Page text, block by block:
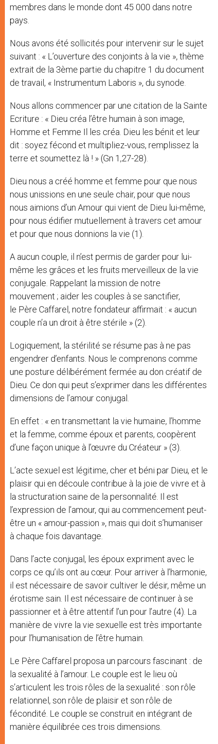
membres dans le monde dont 45 000 dans notre
pays.
Nous avons été sollicités pour intervenir sur le sujet
suivant : « L’ouverture des conjoints à la vie », thème
extrait de la 3ème partie du chapitre 1 du document
de travail, « Instrumentum Laboris », du synode.
Nous allons commencer par une citation de la Sainte
Ecriture : « Dieu créa l’être humain à son image,
Homme et Femme Il les créa. Dieu les bénit et leur
dit : soyez fécond et multipliez-vous, remplissez la
terre et soumettez là ! » (Gn 1,27-28).
Dieu nous a créé homme et femme pour que nous
nous unissions en une seule chair, pour que nous
nous aimions d’un Amour qui vient de Dieu lui-même,
pour nous édifier mutuellement à travers cet amour
et pour que nous donnions la vie (1).
A aucun couple, il n’est permis de garder pour lui-
même les grâces et les fruits merveilleux de la vie
conjugale. Rappelant la mission de notre
mouvement ; aider les couples à se sanctifier,
le Père Caffarel, notre fondateur affirmait : « aucun
couple n’a un droit à être stérile » (2).
Logiquement, la stérilité se résume pas à ne pas
engendrer d’enfants. Nous le comprenons comme
une posture délibérément fermée au don créatif de
Dieu. Ce don qui peut s’exprimer dans les différentes
dimensions de l’amour conjugal.
En effet : « en transmettant la vie humaine, l’homme
et la femme, comme époux et parents, coopèrent
d’une façon unique à l’œuvre du Créateur » (3).
L’acte sexuel est légitime, cher et béni par Dieu, et le
plaisir qui en découle contribue à la joie de vivre et à
la structuration saine de la personnalité. Il est
l’expression de l’amour, qui au commencement peut-
être un « amour-passion », mais qui doit s’humaniser
à chaque fois davantage.
Dans l’acte conjugal, les époux expriment avec le
corps ce qu’ils ont au cœur. Pour arriver à l’harmonie,
il est nécessaire de savoir cultiver le désir, même un
érotisme sain. Il est nécessaire de continuer à se
passionner et à être attentif l’un pour l’autre (4). La
manière de vivre la vie sexuelle est très importante
pour l’humanisation de l’être humain.
Le Père Caffarel proposa un parcours fascinant : de
la sexualité à l’amour. Le couple est le lieu où
s’articulent les trois rôles de la sexualité : son rôle
relationnel, son rôle de plaisir et son rôle de
fécondité. Le couple se construit en intégrant de
manière équilibrée ces trois dimensions.